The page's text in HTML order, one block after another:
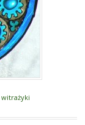
witrażyki